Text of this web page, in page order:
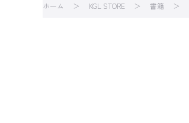
ホーム KGL STORE 書籍